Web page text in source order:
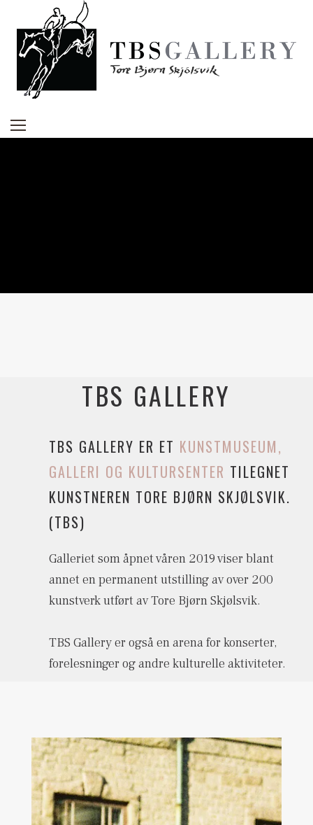
TBS GALLERY
TBS GALLERY ER ET KUNSTMUSEUM,
GALLERI OG KULTURSENTER TILEGNET
KUNSTNEREN TORE BJØRN SKJØLSVIK.
(TBS)
Galleriet som åpnet våren 2019 viser blant
annet en permanent utstilling av over 200
kunstverk utført av Tore Bjørn Skjølsvik.
TBS Gallery er også en arena for konserter,
forelesninger og andre kulturelle aktiviteter.